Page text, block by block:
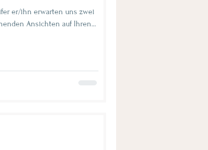
er/ihn erwarten uns zwei
Ansichten auf Ihren...